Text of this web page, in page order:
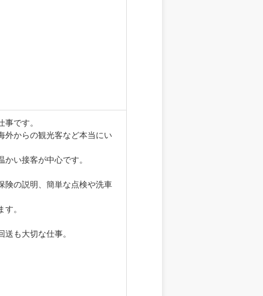
です。
外からの観光客など本当にい
い接客が中心です。
険の説明、簡単な点検や洗車
。
も大切な仕事。